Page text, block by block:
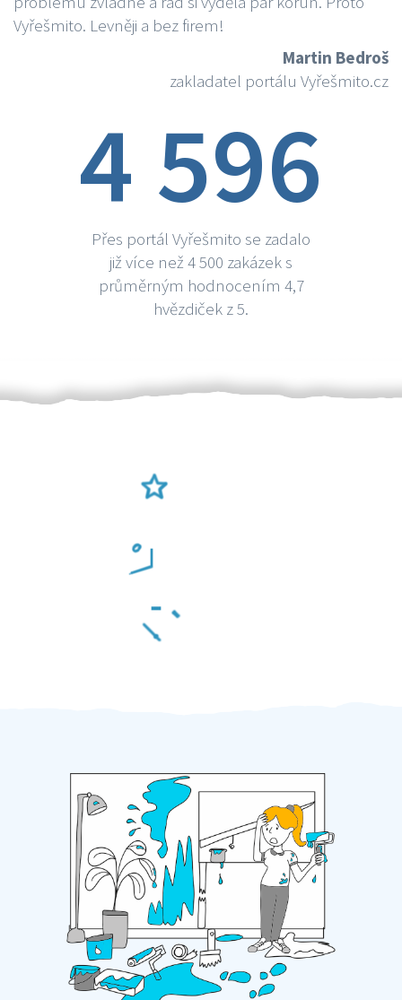
Vyřešmito. Levněji a bez firem!
Martin Bedroš
zakladatel portálu Vyřešmito.cz
4 596
Přes portál Vyřešmito se zadalo
již více než 4 500 zakázek s
průměrným hodnocením 4,7
hvězdiček z 5.